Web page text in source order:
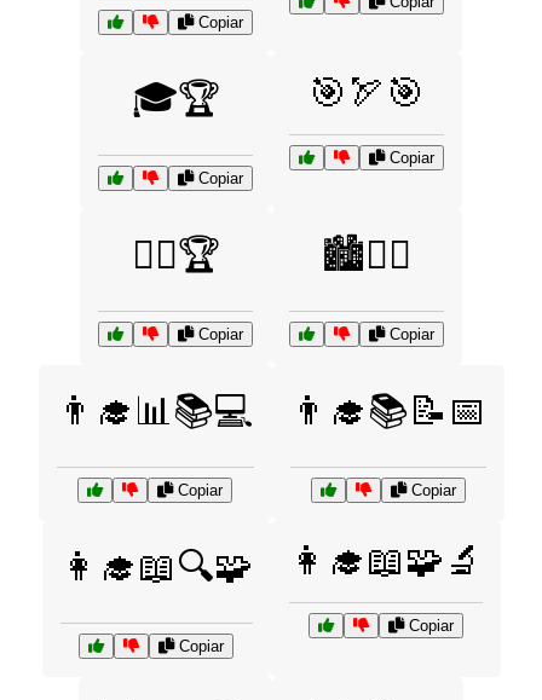
Copiar
🎓🏆
Copiar
🎯🏹🎯
Copiar
🏋️‍♂️🏆
Copiar
🏙️🚶‍♂️
Copiar
👨‍🎓📊📚💻
Copiar
👨‍🎓📚📝📅
Copiar
👩‍🎓📖🔍🧩
Copiar
👩‍🎓📖🧩🔬
Copiar